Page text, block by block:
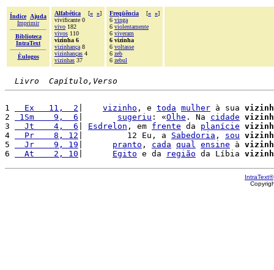
Índice
Ajuda
Imprimir
Biblioteca
IntraText
Èulogos
Alfabética [« »]
vivificante 0
vivo 182
vivos 110
vizinha 6
vizinhança 8
vizinhanças 4
vizinhas 37
Freqüência [« »]
6 vinga
6 violentamente
6 viveram
6 vizinha
6 voltasse
6 zeb
6 zebul
Livro  Capítulo,Verso
1
  Ex   11,  2
vizinho , e toda mulher à sua
2
1Sm    9,  6 sugeriu : «Olhe . Na cidade
3
  Jt    4,  6
Esdrelon , em frente da planície
4
  Pr    8, 12
|         12 Eu, a Sabedoria , sou
5
  Jr    9, 19
pranto , cada qual ensine à
6
  At    2, 10
Egito e da região da Líbia
IntraText®